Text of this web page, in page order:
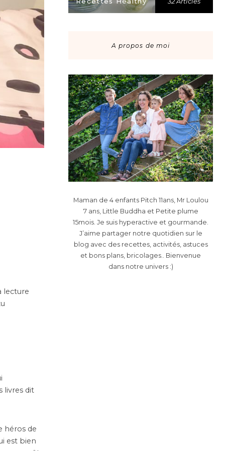
lecture
livres dit
héros de
est bien
A propos de moi
Maman de 4 enfants Pitch 11ans, Mr Loulou
7 ans, Little Buddha et Petite plume
15mois. Je suis hyperactive et gourmande.
J’aime partager notre quotidien sur le
blog avec des recettes, activités, astuces
et bons plans, bricolages.. Bienvenue
dans notre univers :)